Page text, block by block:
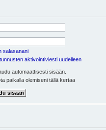
salasanani
aktivointiviesti uudelleen
automaattisesti sisään.
paikalla olemiseni tällä kertaa